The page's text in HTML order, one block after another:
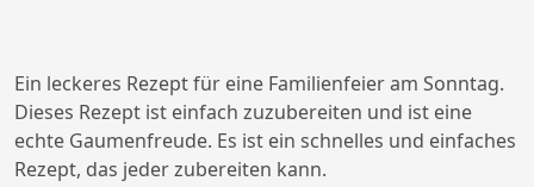
Ein leckeres Rezept für eine Familienfeier am Sonntag.
Dieses Rezept ist einfach zuzubereiten und ist eine
echte Gaumenfreude. Es ist ein schnelles und einfaches
Rezept, das jeder zubereiten kann.